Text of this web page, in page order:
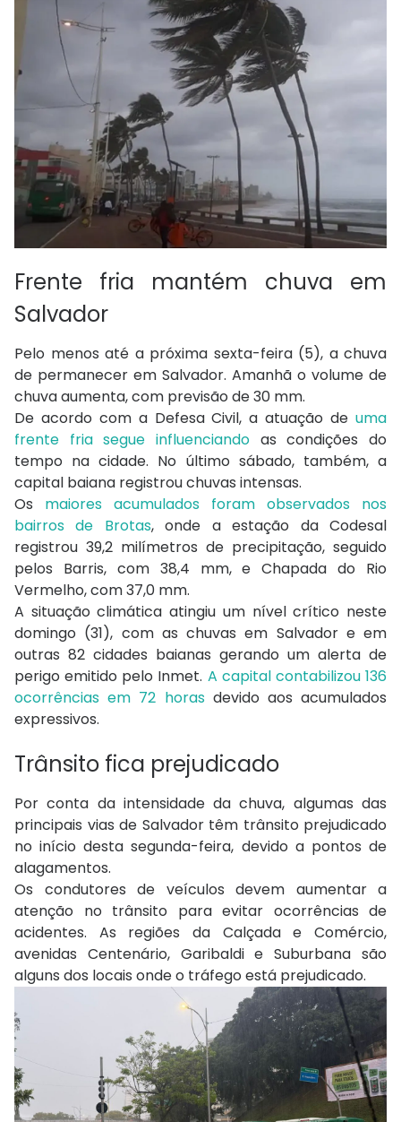
Frente fria mantém chuva em
Salvador
Pelo menos até a próxima sexta-feira (5), a chuva
de permanecer em Salvador. Amanhã o volume de
chuva aumenta, com previsão de 30 mm.
De acordo com a Defesa Civil, a atuação de uma
frente fria segue influenciando as condições do
tempo na cidade. No último sábado, também, a
capital baiana registrou chuvas intensas.
Os maiores acumulados foram observados nos
bairros de Brotas, onde a estação da Codesal
registrou 39,2 milímetros de precipitação, seguido
pelos Barris, com 38,4 mm, e Chapada do Rio
Vermelho, com 37,0 mm.
A situação climática atingiu um nível crítico neste
domingo (31), com as chuvas em Salvadore em
outras 82 cidades baianas gerando um alerta de
perigo emitido pelo Inmet. A capital contabilizou 136
ocorrências em 72 horasdevido aos acumulados
expressivos.
Trânsito fica prejudicado
Por conta da intensidade da chuva, algumas das
principais vias de Salvador têm trânsito prejudicado
no início desta segunda-feira, devido a pontos de
alagamentos.
Os condutores de veículos devem aumentar a
atenção no trânsito para evitar ocorrências de
acidentes. As regiões da Calçada e Comércio,
avenidas Centenário, Garibaldi e Suburbana são
alguns dos locais onde o tráfego está prejudicado.